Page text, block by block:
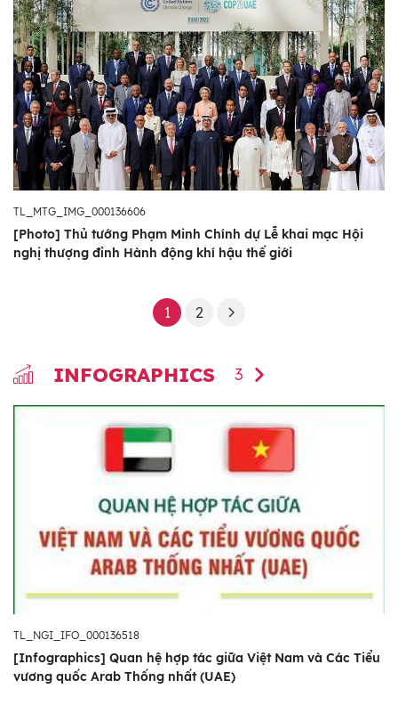
TL_MTG_IMG_000136606
[Photo] Thủ tướng Phạm Minh Chính dự Lễ khai mạc Hội
nghị thượng đỉnh Hành động khí hậu thế giới
1 2
INFOGRAPHICS 3
TL_NGI_IFO_000136518
[Infographics] Quan hệ hợp tác giữa Việt Nam và Các Tiểu
vương quốc Arab Thống nhất (UAE)